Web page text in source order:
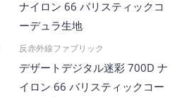
反赤外線ファブリック
デザートデジタル迷彩 700D ナ
イロン 66 バリスティックコー